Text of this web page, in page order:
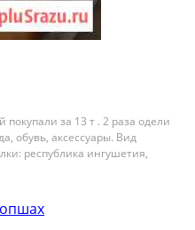
за 13 т . 2 раза одели
обувь, аксессуары. Вид
республика ингушетия,